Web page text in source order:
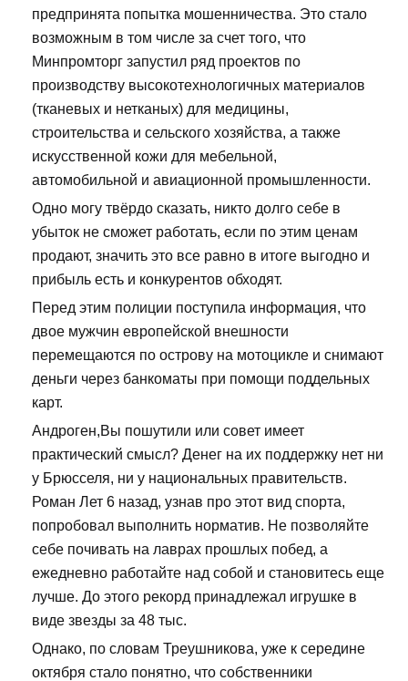
предпринята попытка мошенничества. Это стало
возможным в том числе за счет того, что
Минпромторг запустил ряд проектов по
производству высокотехнологичных материалов
(тканевых и нетканых) для медицины,
строительства и сельского хозяйства, а также
искусственной кожи для мебельной,
автомобильной и авиационной промышленности.
Одно могу твёрдо сказать, никто долго себе в
убыток не сможет работать, если по этим ценам
продают, значить это все равно в итоге выгодно и
прибыль есть и конкурентов обходят.
Перед этим полиции поступила информация, что
двое мужчин европейской внешности
перемещаются по острову на мотоцикле и снимают
деньги через банкоматы при помощи поддельных
карт.
Андроген,Вы пошутили или совет имеет
практический смысл? Денег на их поддержку нет ни
у Брюсселя, ни у национальных правительств.
Роман Лет 6 назад, узнав про этот вид спорта,
попробовал выполнить норматив. Не позволяйте
себе почивать на лаврах прошлых побед, а
ежедневно работайте над собой и становитесь еще
лучше. До этого рекорд принадлежал игрушке в
виде звезды за 48 тыс.
Однако, по словам Треушникова, уже к середине
октября стало понятно, что собственники